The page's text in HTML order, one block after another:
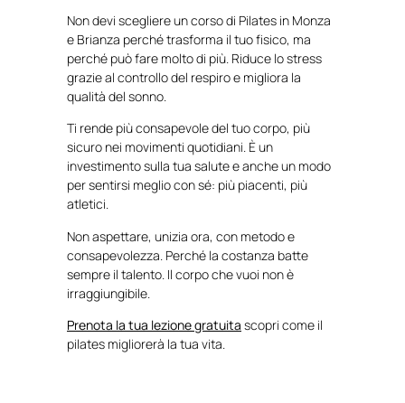
Non devi scegliere un corso di Pilates in Monza
e Brianza perché trasforma il tuo fisico, ma
perché può fare molto di più. Riduce lo stress
grazie al controllo del respiro e migliora la
qualità del sonno.
Ti rende più consapevole del tuo corpo, più
sicuro nei movimenti quotidiani. È un
investimento sulla tua salute e anche un modo
per sentirsi meglio con sé: più piacenti, più
atletici.
Non aspettare, unizia ora, con metodo e
consapevolezza. Perché la costanza batte
sempre il talento. Il corpo che vuoi non è
irraggiungibile.
Prenota la tua lezione gratuita scopri come il
pilates migliorerà la tua vita.